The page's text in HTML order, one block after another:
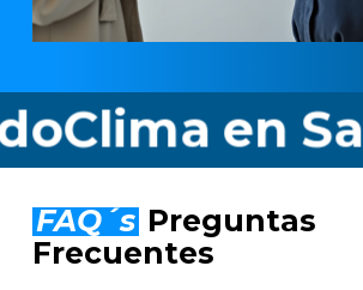
en Santo
FAQ´s Preguntas
Frecuentes